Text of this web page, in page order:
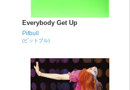
Everybody Get Up
Pitbull
(ピットブル)